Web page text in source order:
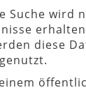
wird
diese